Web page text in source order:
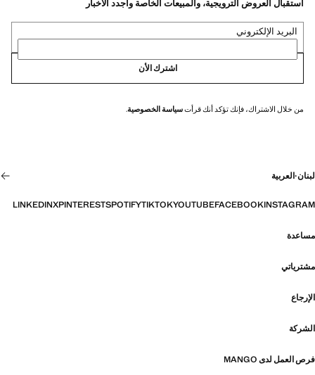
استقبال العروض الترويجية، والمبيعات الخاصة وأجدد الأخبار
البريد الإلكتروني
اشترك الأن
من خلال الاشتراك، فإنك تؤكد أنك قرأتسياسة الخصوصية.
لبنان·العربية
INSTAGRAM
FACEBOOK
YOUTUBE
TIKTOK
SPOTIFY
PINTEREST
X
LINKEDIN
مساعدة
مشترياتي
الإرجاع
الشركة
فرص العمل لدى MANGO